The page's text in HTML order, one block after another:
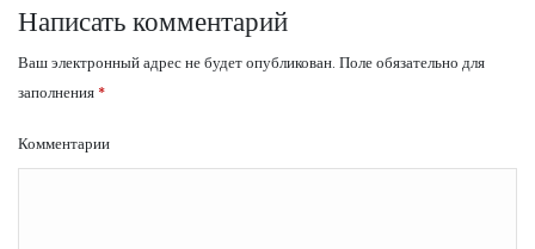
Написать комментарий
Ваш электронный адрес не будет опубликован. Поле обязательно для
заполнения *
Комментарии